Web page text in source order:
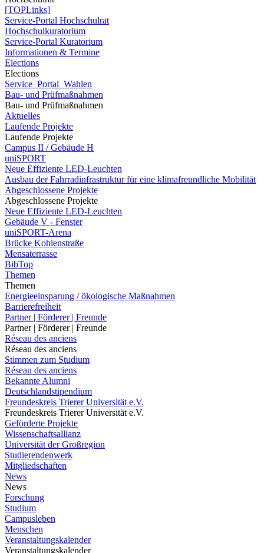
[TOPLinks]
Service-Portal Hochschulrat
Hochschulkuratorium
Service-Portal Kuratorium
Informationen & Termine
Elections
Elections
Service_Portal_Wahlen
Bau- und Prüfmaßnahmen
Bau- und Prüfmaßnahmen
Aktuelles
Laufende Projekte
Laufende Projekte
Campus II / Gebäude H
uniSPORT
Neue Effiziente LED-Leuchten
Ausbau der Fahrradinfrastruktur für eine klimafreundliche Mobilität
Abgeschlossene Projekte
Abgeschlossene Projekte
Neue Effiziente LED-Leuchten
Gebäude V - Fenster
uniSPORT-Arena
Brücke Kohlenstraße
Mensaterrasse
BibTop
Themen
Themen
Energieeinsparung / ökologische Maßnahmen
Barrierefreiheit
Partner | Förderer | Freunde
Partner | Förderer | Freunde
Réseau des anciens
Réseau des anciens
Stimmen zum Studium
Réseau des anciens
Bekannte Alumni
Deutschlandstipendium
Freundeskreis Trierer Universität e.V.
Freundeskreis Trierer Universität e.V.
Geförderte Projekte
Wissenschaftsallianz
Universität der Großregion
Studierendenwerk
Mitgliedschaften
News
News
Forschung
Studium
Campusleben
Menschen
Veranstaltungskalender
Veranstaltungskalender